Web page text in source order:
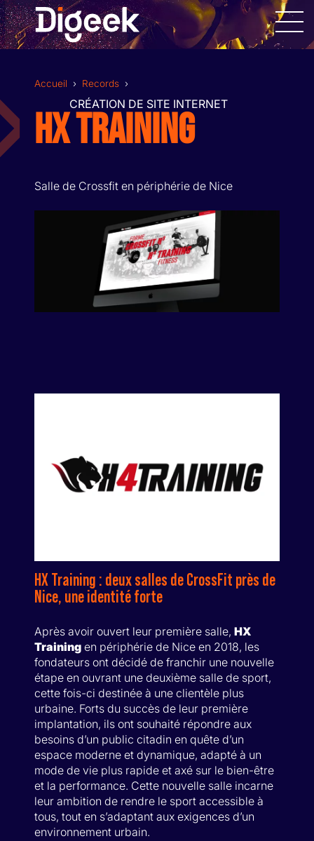
Allez
au
contenu
SITES INTERNET
APPLICATIONS MOBILES
RÉALISATION VIDÉOS
Accueil › Records ›
CRÉATION DE SITE INTERNET
HX TRAINING
Salle de Crossfit en périphérie de Nice
HX Training : deux salles de CrossFit près de
Nice, une identité forte
Après avoir ouvert leur première salle, HX
Training en périphérie de Nice en 2018, les
fondateurs ont décidé de franchir une nouvelle
étape en ouvrant une deuxième salle de sport,
cette fois-ci destinée à une clientèle plus
urbaine. Forts du succès de leur première
implantation, ils ont souhaité répondre aux
besoins d’un public citadin en quête d’un
espace moderne et dynamique, adapté à un
mode de vie plus rapide et axé sur le bien-être
et la performance. Cette nouvelle salle incarne
leur ambition de rendre le sport accessible à
tous, tout en s’adaptant aux exigences d’un
environnement urbain.